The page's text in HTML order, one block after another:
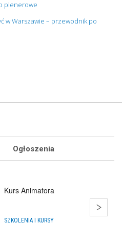
plenerowe
w Warszawie – przewodnik po
Ogłoszenia
Kurs Animatora
SZKOLENIA I KURSY